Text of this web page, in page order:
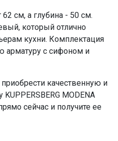
см, а глубина - 50 см.
который отлично
кухни. Комплектация
арматуру с сифоном и
качественную и
MODENA
сейчас и получите ее